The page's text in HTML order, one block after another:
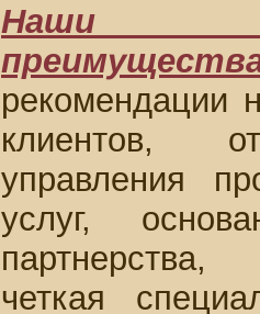
Наши
рекомендации
клиентов,
управления
услуг,
четкая